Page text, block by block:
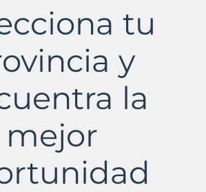
tu
y
la
mejor